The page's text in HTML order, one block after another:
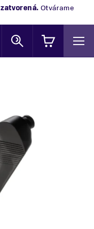
zatvorená. Otvárame